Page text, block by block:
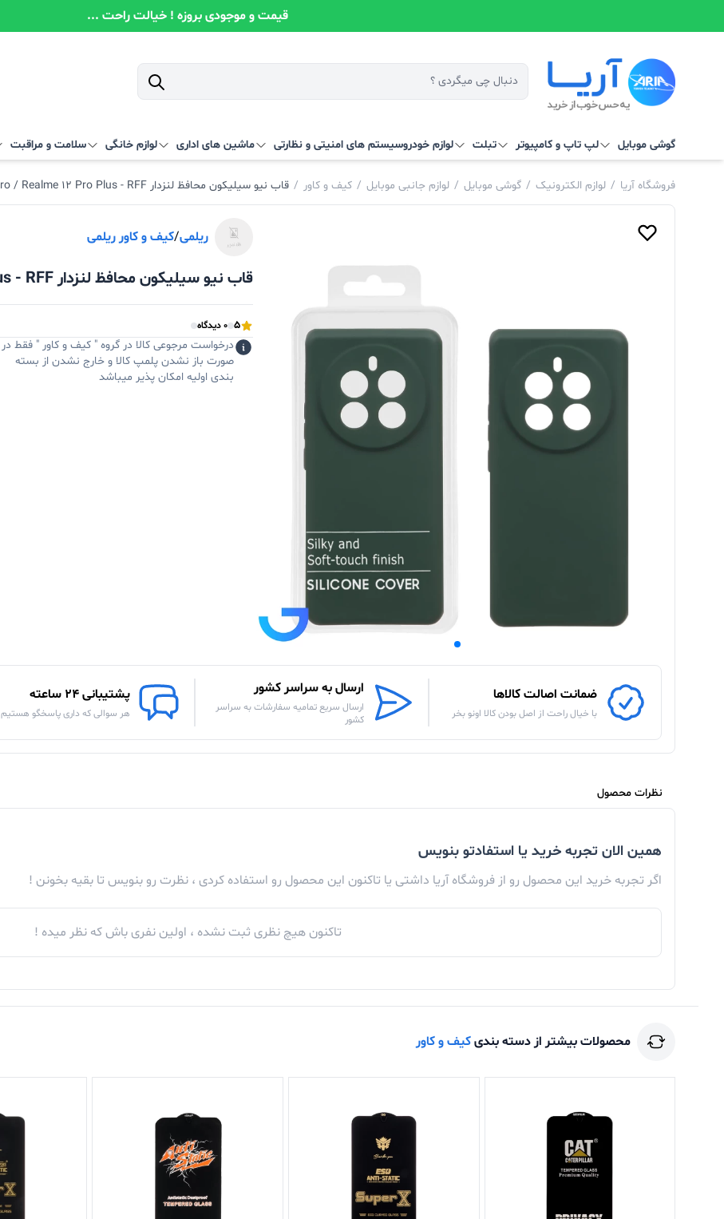
قیمت و موجودی بروزه ! خیالت راحت ...
گوشی موبایل لپ تاپ و کامپیوتر تبلت لوازم خودروسیستم‌ های امنیتی و نظارتی ماشین های اداری لوازم خانگی سلامت و مراقبت
فروشگاه آریا / لوازم الکترونیک / گوشی موبایل / لوازم جانبی موبایل / کیف و کاور / قاب نیو سیلیکون محافظ لنزدار Realme 12 Pro / Realme 12 Pro Plus - RFF
ریلمی/کیف و کاور ریلمی
قاب نیو سیلیکون محافظ لنزدار Realme 12 Pro / Realme 12 Pro Plus - RFF
5 0 دیدگاه
درخواست مرجوعی کالا در گروه " کیف و کاور " فقط در
صورت باز نشدن پلمپ کالا و خارج نشدن از بسته
بندی اولیه امکان پذیر میباشد
ضمانت اصالت کالاها
با خیال راحت از اصل بودن کالا اونو بخر
ارسال به سراسر کشور
ارسال سریع تمامیه سفارشات به سراسر
کشور
پشتیبانی 24 ساعته
هر سوالی که داری پاسخگو هستیم
نظرات محصول
همین الان تجربه خرید یا استفادتو بنویس
اگر تجربه خرید این محصول رو از فروشگاه آریا داشتی یا تاکنون این محصول رو استفاده کردی ، نظرت رو بنویس تا بقیه بخونن !
تاکنون هیچ نظری ثبت نشده ، اولین نفری باش که نظر میده !
محصولات بیشتر از دسته بندیکیف و کاور